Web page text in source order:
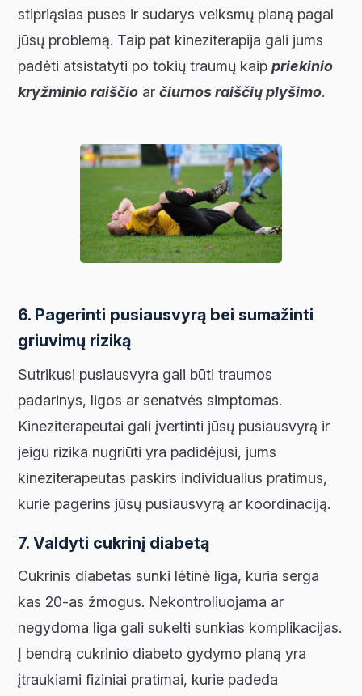
stipriąsias puses ir sudarys veiksmų planą pagal
jūsų problemą. Taip pat kineziterapija gali jums
padėti atsistatyti po tokių traumų kaippriekinio
kryžminio raiščio arčiurnos raiščių plyšimo.
6. Pagerinti pusiausvyrą bei sumažinti
griuvimų riziką
Sutrikusi pusiausvyra gali būti traumos
padarinys, ligos ar senatvės simptomas.
Kineziterapeutai gali įvertinti jūsų pusiausvyrą ir
jeigu rizika nugriūti yra padidėjusi, jums
kineziterapeutas paskirs individualius pratimus,
kurie pagerins jūsų pusiausvyrą ar koordinaciją.
7. Valdyti cukrinį diabetą
Cukrinis diabetas sunki lėtinė liga, kuria serga
kas 20-as žmogus. Nekontroliuojama ar
negydoma liga gali sukelti sunkias komplikacijas.
Į bendrą cukrinio diabeto gydymo planą yra
įtraukiami fiziniai pratimai, kurie padeda